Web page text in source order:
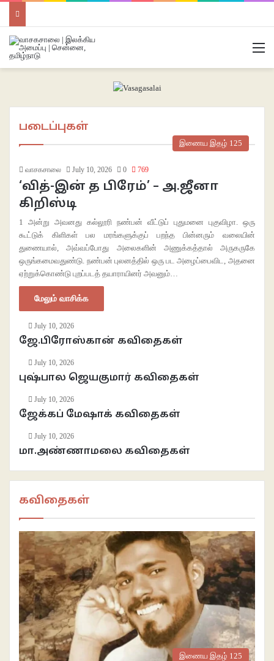
படைப்புகள்
இணைய இதழ் 125
வாசகசாலை July 10, 2026 0 769
‘வித்-இன் த பிரேம்’ – அ.ஜீனா
கிறிஸ்டி
1 அன்று அவனது கல்லூரி நண்பன் வீட்டுப் புதுமனை புகுவிழா. ஒரு
கூட்டுக் கிளிகள் பல மரங்களுக்குப் பறந்த பின்னரும்‌ வலையின்
துணையால், அவ்வப்போது அலைகளின் அணுக்கத்தால் அருகருகே
ஒருங்கமைவதுண்டு. நண்பன் புலனத்தில் ஒரு பட அழைப்பைவிட, அதனை
ஏற்றுக்கொண்டு புறப்படத் தயாராயினர் அவனும்…
மேலும் வாசிக்க
July 10, 2026
ஜே.பிரோஸ்கான் கவிதைகள்
July 10, 2026
புஷ்பால ஜெயகுமார் கவிதைகள்
July 10, 2026
ஜேக்கப் மேஷாக் கவிதைகள்
July 10, 2026
மா.அண்ணாமலை கவிதைகள்
கவிதைகள்
இணைய இதழ் 125